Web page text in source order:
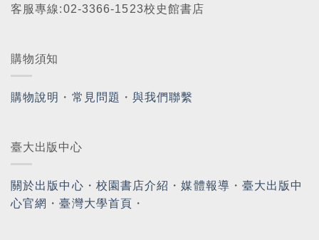
客服專線:02-3366-1523校史館書店
購物須知
購物說明 ・ 常見問題 ・與我們聯繫
臺大出版中心
關於出版中心 ・ 校園書店介紹 ・媒體報導 ・ 臺大出版中
心官網 ・臺灣大學首頁 ・